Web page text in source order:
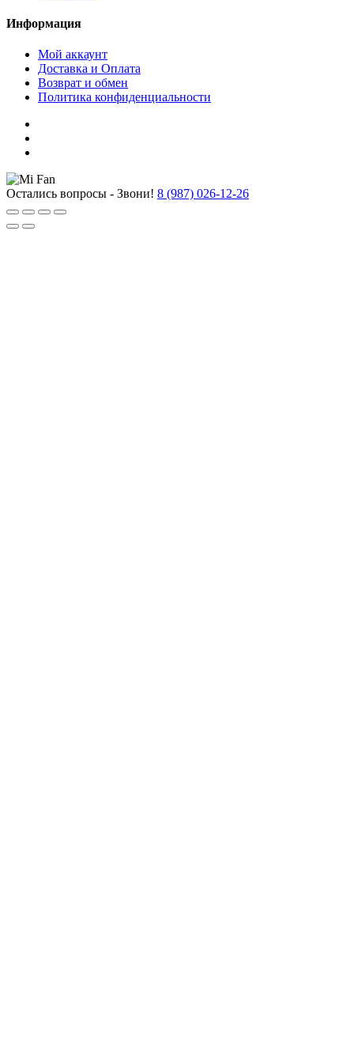
Информация
Мой аккаунт
Доставка и Оплата
Возврат и обмен
Политика конфиденциальности
Остались вопросы - Звони! 8 (987) 026-12-26